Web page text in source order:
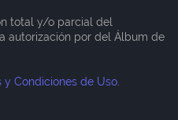
total y/o parcial del
autorización por del Álbum de
y Condiciones de Uso.